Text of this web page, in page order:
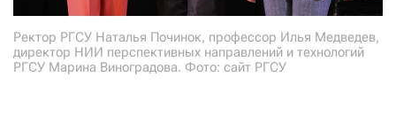
Ректор РГСУ Наталья Починок, профессор Илья Медведев,
директор НИИ перспективных направлений и технологий
РГСУ Марина Виноградова. Фото: сайт РГСУ